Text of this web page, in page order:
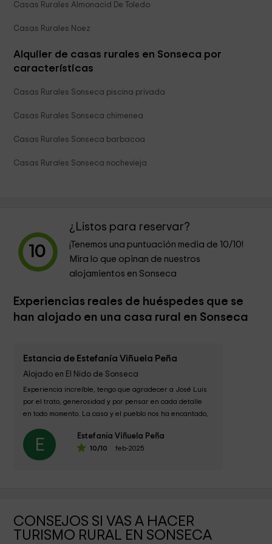
Casas Rurales Almonacid De Toledo
Casas Rurales Noez
Alquiler de casas rurales en Sonseca por
características
Casas Rurales Sonseca piscina privada
Casas Rurales Sonseca chimenea
Casas Rurales Sonseca barbacoa
Casas Rurales Sonseca nochevieja
10
¿Listos para reservar?
¡Tenemos una puntuación media de 10/10!
Mira lo que opinan de nuestros
alojamientos en Sonseca
Experiencias reales de huéspedes que se
han alojado en una casa rural en Sonseca
Estancia de Estefanía Viñuela Peña
Alojado en El Nido de Sonseca
Experiencia increíble, tengo que agradecer a José Luis
por el trato, generosidad y por pensar en cada detalle
en todo momento. La casa y el pueblo nos ha encantado,
E Estefanía Viñuela Peña
10/10 feb-2025
CONSEJOS SI VAS A HACER
TURISMO RURAL EN SONSECA